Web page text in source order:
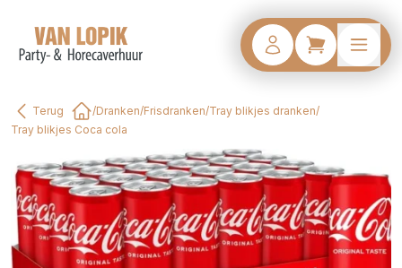
Terug
Home
/Dranken/Frisdranken/Tray blikjes dranken/
Tray blikjes Coca cola